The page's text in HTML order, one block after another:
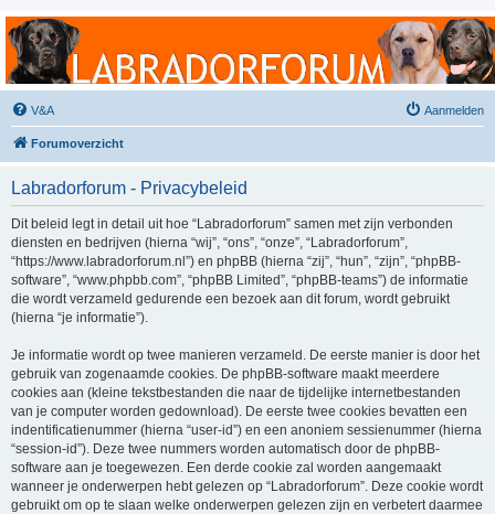
Labradorforum
Het gezelligste Labradorforum van Nederland en België!
V&A Aanmelden
Forumoverzicht
Labradorforum - Privacybeleid
Dit beleid legt in detail uit hoe “Labradorforum” samen met zijn verbonden
diensten en bedrijven (hierna “wij”, “ons”, “onze”, “Labradorforum”,
“https://www.labradorforum.nl”) en phpBB (hierna “zij”, “hun”, “zijn”, “phpBB-
software”, “www.phpbb.com”, “phpBB Limited”, “phpBB-teams”) de informatie
die wordt verzameld gedurende een bezoek aan dit forum, wordt gebruikt
(hierna “je informatie”).
Je informatie wordt op twee manieren verzameld. De eerste manier is door het
gebruik van zogenaamde cookies. De phpBB-software maakt meerdere
cookies aan (kleine tekstbestanden die naar de tijdelijke internetbestanden
van je computer worden gedownload). De eerste twee cookies bevatten een
indentificatienummer (hierna “user-id”) en een anoniem sessienummer (hierna
“session-id”). Deze twee nummers worden automatisch door de phpBB-
software aan je toegewezen. Een derde cookie zal worden aangemaakt
wanneer je onderwerpen hebt gelezen op “Labradorforum”. Deze cookie wordt
gebruikt om op te slaan welke onderwerpen gelezen zijn en verbetert daarmee